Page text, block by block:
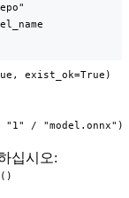
exist_ok=True)
"1" / "model.onnx")
십시오: